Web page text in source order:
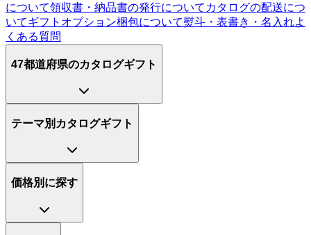
について領収書・納品書の発行について カタログの配送につ
いてギフトオプション梱包について熨斗・表書き・名入れよ
くある質問
47都道府県のカタログギフト
テーマ別カタログギフト
価格別に探す